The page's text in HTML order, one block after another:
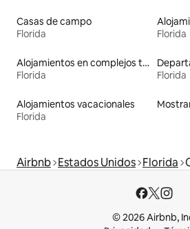
Casas de campo
Florida
Florida
Alojamientos en complejos turísticos
Florida
Florida
Alojamientos vacacionales
Florida
Airbnb Estados Unidos Florida
© 2026 Airbnb,